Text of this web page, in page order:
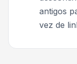
antigos
vez de